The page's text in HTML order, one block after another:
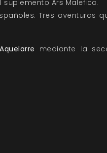
Ars Malefica.
Tres aventuras
Aquelarre mediante la